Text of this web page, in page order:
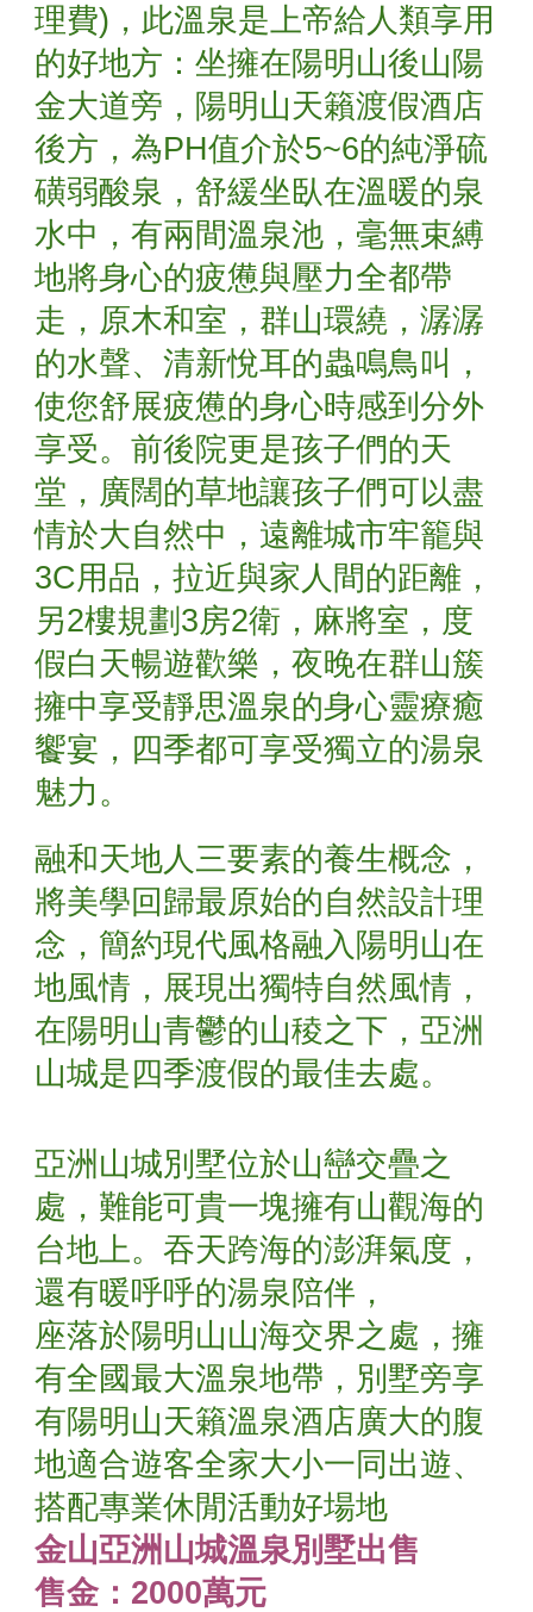
理費)， 此溫泉是上帝給人類享用
的好地方：坐擁在陽明山後山陽
金大道旁，陽明山天籟渡假酒店
後方，為PH值介於5~6的純淨硫
磺弱酸泉，舒緩坐臥在溫暖的泉
水中，有兩間溫泉池，毫無束縛
地將身心的疲憊與壓力全都帶
走，原木和室，群山環繞，潺潺
的水聲、清新悅耳的蟲鳴鳥叫，
使您舒展疲憊的身心時感到分外
享受。前後院更是孩子們的天
堂，廣闊的草地讓孩子們可以盡
情於大自然中，遠離城市牢籠與
3C用品，拉近與家人間的距離，
另2樓規劃3房2衛，麻將室，度
假白天暢遊歡樂，夜晚在群山簇
擁中享受靜思溫泉的身心靈療癒
饗宴，四季都可享受獨立的湯泉
魅力。
融和天地人三要素的養生概念，
將美學回歸最原始的自然設計理
念，簡約現代風格融入陽明山在
地風情，展現出獨特自然風情，
在陽明山青鬱的山稜之下，亞洲
山城是四季渡假的最佳去處。
亞洲山城別墅位於山巒交疊之
處，難能可貴一塊擁有山觀海的
台地上。吞天跨海的澎湃氣度，
還有暖呼呼的湯泉陪伴，
座落於陽明山山海交界之處，擁
有全國最大溫泉地帶，別墅旁享
有陽明山天籟溫泉酒店廣大的腹
地適合遊客全家大小一同出遊、
搭配專業休閒活動好場地
金山亞洲山城溫泉別墅出售
售金：2000萬元